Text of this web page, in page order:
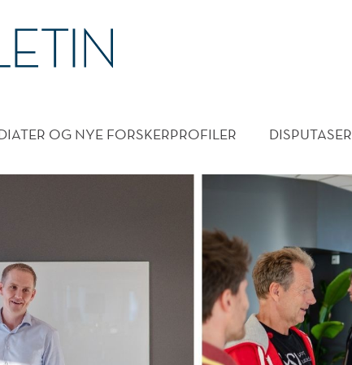
OG NYE FORSKERPROFILER DISPUTASER